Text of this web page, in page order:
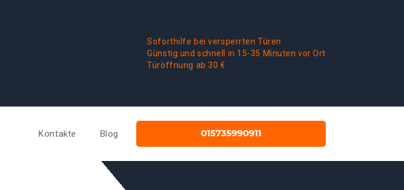
Soforthilfe bei versperrten Türen
Günstig und schnell in 15-35 Minuten vor Ort
Türöffnung ab 30 €
Kontakte Blog